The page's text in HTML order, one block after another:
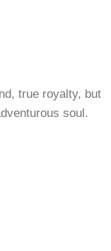
true royalty, but
soul.